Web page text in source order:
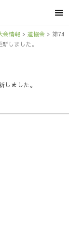
会情報 > 道協会> 第74
しました。
しました。